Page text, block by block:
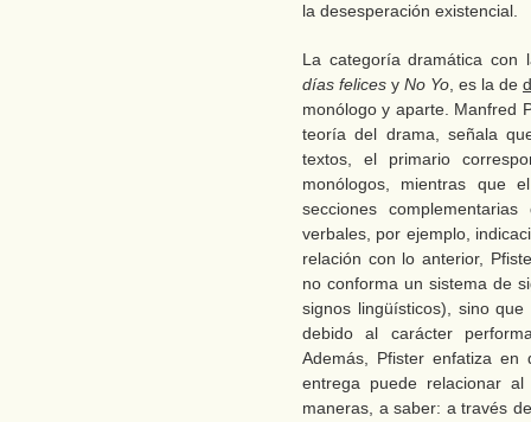
la desesperación existencial.
La categoría dramática
días felices y No Yo , es la de
monólogo y aparte. Manfred
teoría del drama, señala
textos, el primario
monólogos, mientras que
secciones
verbales, por ejemplo,
relación con lo anterior,
no conforma un sistema de
signos lingüísticos), sino
debido al carácter
Además, Pfister enfatiza
entrega puede relacionar
maneras, a saber: a través